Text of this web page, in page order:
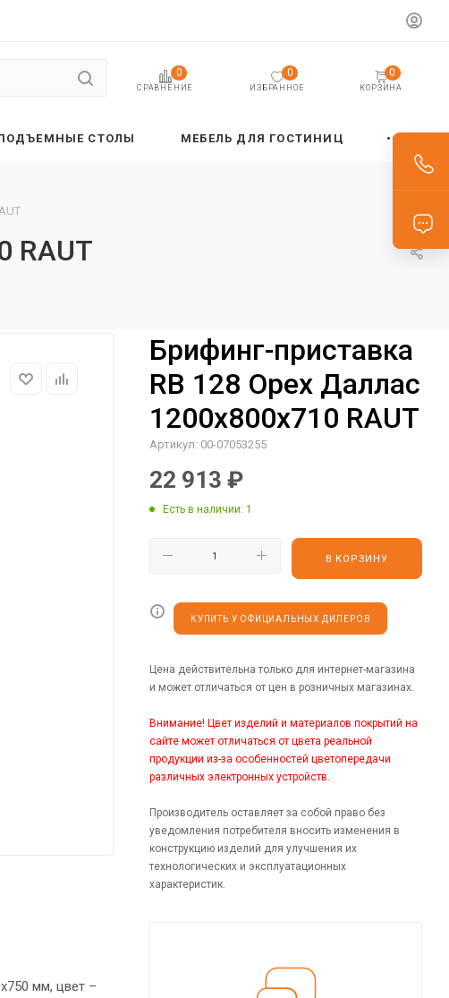
СРАВНЕНИЕ
0
ИЗБРАННОЕ
0
КОРЗИНА
0
СТОЛЫ МЕБЕЛЬ ДЛЯ ГОСТИНИЦ
RAUT
мм, цвет –
Брифинг-приставка
RB 128 Орех Даллас
1200х800х710 RAUT
Артикул: 00-07053255
22 913 ₽
Есть в наличии: 1
В КОРЗИНУ
КУПИТЬ У ОФИЦИАЛЬНЫХ ДИЛЕРОВ
Цена действительна только для интернет-магазина
и может отличаться от цен в розничных магазинах.
Внимание! Цвет изделий и материалов покрытий на
сайте может отличаться от цвета реальной
продукции из-за особенностей цветопередачи
различных электронных устройств.
Производитель оставляет за собой право без
уведомления потребителя вносить изменения в
конструкцию изделий для улучшения их
технологических и эксплуатационных
характеристик.